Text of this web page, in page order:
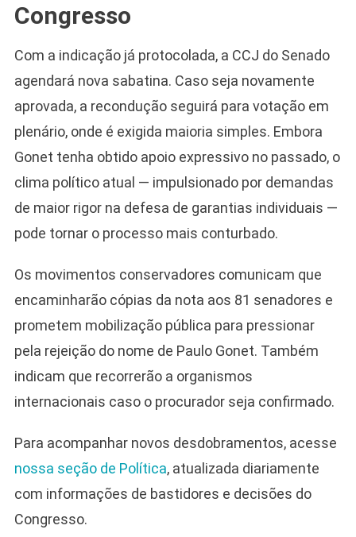
Congresso
Com a indicação já protocolada, a CCJ do Senado
agendará nova sabatina. Caso seja novamente
aprovada, a recondução seguirá para votação em
plenário, onde é exigida maioria simples. Embora
Gonet tenha obtido apoio expressivo no passado, o
clima político atual — impulsionado por demandas
de maior rigor na defesa de garantias individuais —
pode tornar o processo mais conturbado.
Os movimentos conservadores comunicam que
encaminharão cópias da nota aos 81 senadores e
prometem mobilização pública para pressionar
pela rejeição do nome de Paulo Gonet. Também
indicam que recorrerão a organismos
internacionais caso o procurador seja confirmado.
Para acompanhar novos desdobramentos, acesse
nossa seção de Política, atualizada diariamente
com informações de bastidores e decisões do
Congresso.